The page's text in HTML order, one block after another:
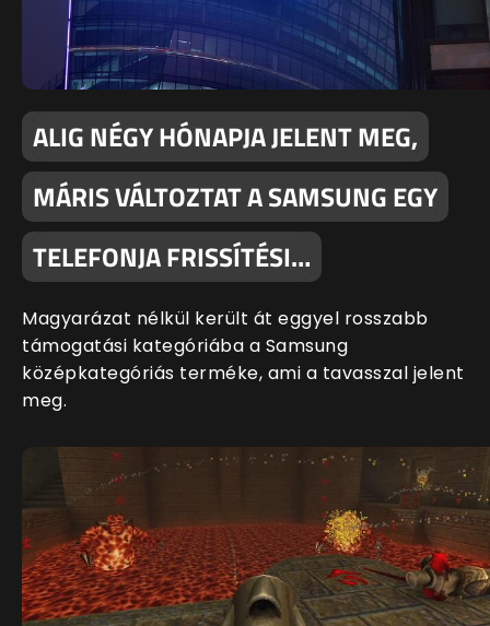
ALIG NÉGY HÓNAPJA JELENT MEG,
MÁRIS VÁLTOZTAT A SAMSUNG EGY
TELEFONJA FRISSÍTÉSI…
Magyarázat nélkül került át eggyel rosszabb
támogatási kategóriába a Samsung
középkategóriás terméke, ami a tavasszal jelent
meg.